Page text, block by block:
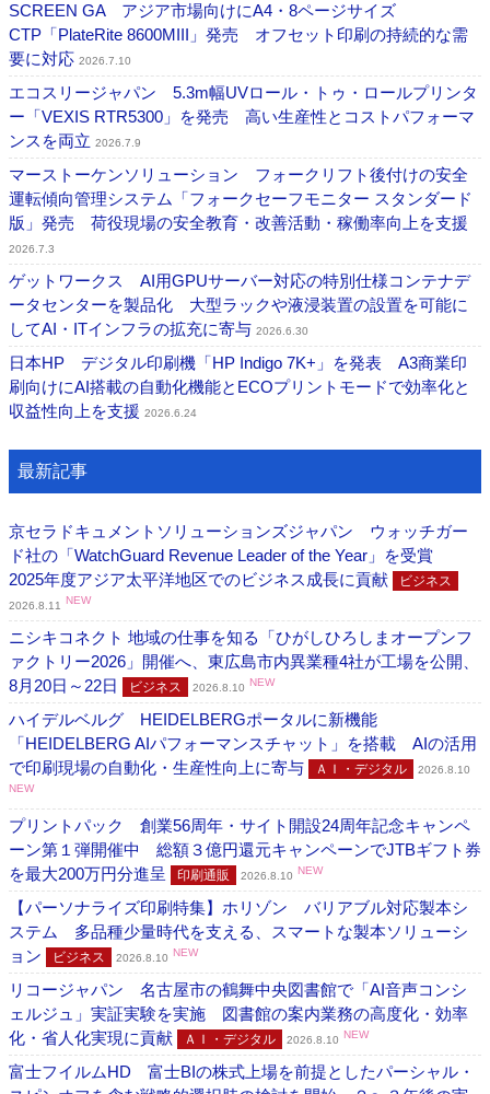
SCREEN GA アジア市場向けにA4・8ページサイズ
CTP「PlateRite 8600MIII」発売 オフセット印刷の持続的な需
要に対応 2026.7.10
エコスリージャパン 5.3m幅UVロール・トゥ・ロールプリンタ
ー「VEXIS RTR5300」を発売 高い生産性とコストパフォーマ
ンスを両立 2026.7.9
マーストーケンソリューション フォークリフト後付けの安全
運転傾向管理システム「フォークセーフモニター スタンダード
版」発売 荷役現場の安全教育・改善活動・稼働率向上を支援
2026.7.3
ゲットワークス AI用GPUサーバー対応の特別仕様コンテナデ
ータセンターを製品化 大型ラックや液浸装置の設置を可能に
してAI・ITインフラの拡充に寄与 2026.6.30
日本HP デジタル印刷機「HP Indigo 7K+」を発表 A3商業印
刷向けにAI搭載の自動化機能とECOプリントモードで効率化と
収益性向上を支援 2026.6.24
最新記事
京セラドキュメントソリューションズジャパン ウォッチガー
ド社の「WatchGuard Revenue Leader of the Year」を受賞
2025年度アジア太平洋地区でのビジネス成長に貢献
ビジネス
2026.8.11 NEW
ニシキコネクト 地域の仕事を知る「ひがしひろしまオープンフ
ァクトリー2026」開催へ、東広島市内異業種4社が工場を公開、
8月20日～22日
ビジネス 2026.8.10 NEW
ハイデルベルグ HEIDELBERGポータルに新機能
「HEIDELBERG AIパフォーマンスチャット」を搭載 AIの活用
で印刷現場の自動化・生産性向上に寄与
ＡＩ・デジタル
2026.8.10
NEW
プリントパック 創業56周年・サイト開設24周年記念キャンペ
ーン第１弾開催中 総額３億円還元キャンペーンでJTBギフト券
を最大200万円分進呈
印刷通販 2026.8.10 NEW
【パーソナライズ印刷特集】ホリゾン バリアブル対応製本シ
ステム 多品種少量時代を支える、スマートな製本ソリューシ
ョン
ビジネス 2026.8.10 NEW
リコージャパン 名古屋市の鶴舞中央図書館で「AI音声コンシ
ェルジュ」実証実験を実施 図書館の案内業務の高度化・効率
化・省人化実現に貢献
ＡＩ・デジタル 2026.8.10 NEW
富士フイルムHD 富士BIの株式上場を前提としたパーシャル・